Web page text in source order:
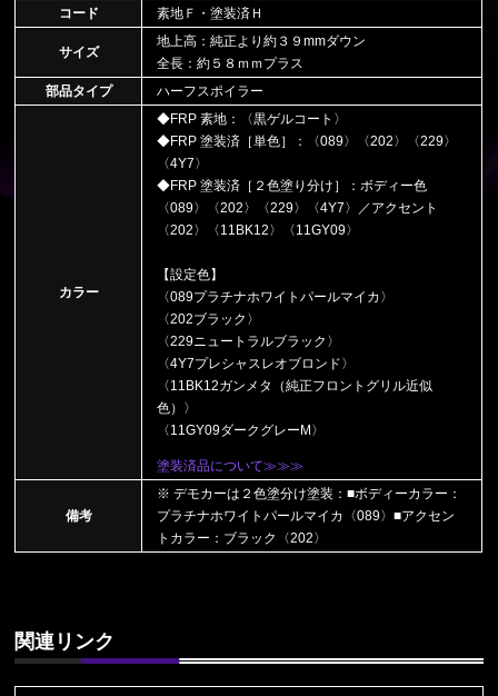
コード
素地Ｆ・塗装済Ｈ
サイズ
地上高：純正より約３９mmダウン
全長：約５８ｍｍプラス
部品タイプ
ハーフスポイラー
カラー
◆FRP 素地：〈黒ゲルコート〉
◆FRP 塗装済［単色］：〈089〉〈202〉〈229〉
〈4Y7〉
◆FRP 塗装済［２色塗り分け］：ボディー色
〈089〉〈202〉〈229〉〈4Y7〉／アクセント
〈202〉〈11BK12〉〈11GY09〉
【設定色】
〈089プラチナホワイトパールマイカ〉
〈202ブラック〉
〈229ニュートラルブラック〉
〈4Y7プレシャスレオブロンド〉
〈11BK12ガンメタ（純正フロントグリル近似
色）〉
〈11GY09ダークグレーM〉
塗装済品について≫≫≫
備考
※ デモカーは２色塗分け塗装：■ボディーカラー：
プラチナホワイトパールマイカ〈089〉■アクセン
トカラー：ブラック〈202〉
関連リンク